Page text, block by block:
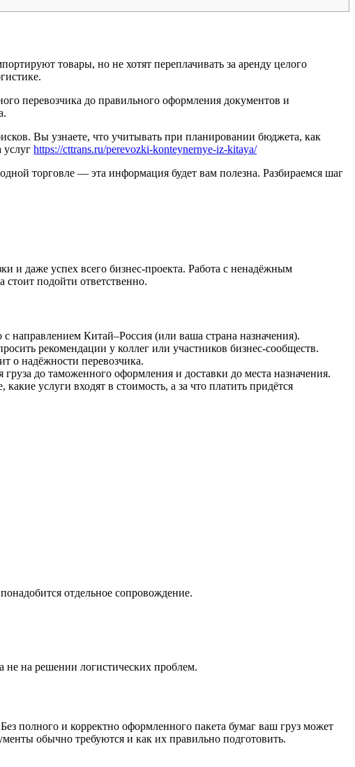
товары, но не хотят переплачивать за аренду целого
перевозчика до правильного оформления документов и
Вы узнаете, что учитывать при планировании бюджета, как
услуг https://cttrans.ru/perevozki-konteynernye-iz-kitaya/
торговле — эта информация будет вам полезна. Разбираемся шаг
и даже успех всего бизнес-проекта. Работа с ненадёжным
подойти ответственно.
направлением Китай–Россия (или ваша страна назначения).
рекомендации у коллег или участников бизнес-сообществ.
о надёжности перевозчика.
до таможенного оформления и доставки до места назначения.
услуги входят в стоимость, а за что платить придётся
отдельное сопровождение.
не на решении логистических проблем.
полного и корректно оформленного пакета бумаг ваш груз может
обычно требуются и как их правильно подготовить.